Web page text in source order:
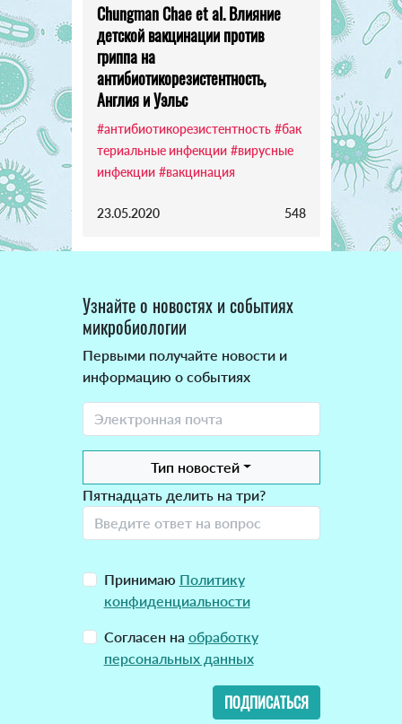
Chungman Chae et al. Влияние
детской вакцинации против
гриппа на
антибиотикорезистентность,
Англия и Уэльс
#антибиотикорезистентность #бак
териальные инфекции #вирусные
инфекции #вакцинация
23.05.2020 548
Узнайте о новостях и событиях
микробиологии
Первыми получайте новости и
информацию о событиях
Тип новостей
Пятнадцать делить на три?
Принимаю Политику
конфиденциальности
Согласен на обработку
персональных данных
ПОДПИСАТЬСЯ